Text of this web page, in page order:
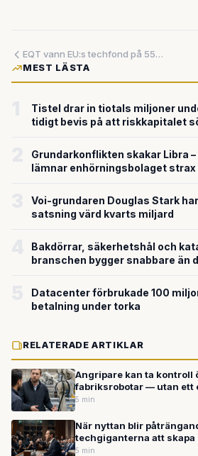
EQT vann EU:s techfond på 55 miljarder – så kan det förändra det svenska techekosystemet
MEST LÄSTA
Tistel drar in tiotals miljoner
tidigt bevis på att riskkapitalet
Grundarkonflikten skakar Libra
lämnar enhörningsbolaget
Voi-grundaren Douglas Stark
satsning värd kvarts miljard
Bakdörrar, säkerhetshål och
branschen bygger snabbare än
Datacenter förbrukade 100
betalning under torka
RELATERADE ARTIKLAR
Angripare kan ta kontroll
fabriksrobotar — utan ett
5 min
När nyttan blir
techgiganterna att skapa
egen AI?
5 min